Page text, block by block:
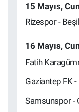
15 Mayıs,
Rizespor -
16 Mayıs,
Fatih
Gaziantep FK
Samsunspor -